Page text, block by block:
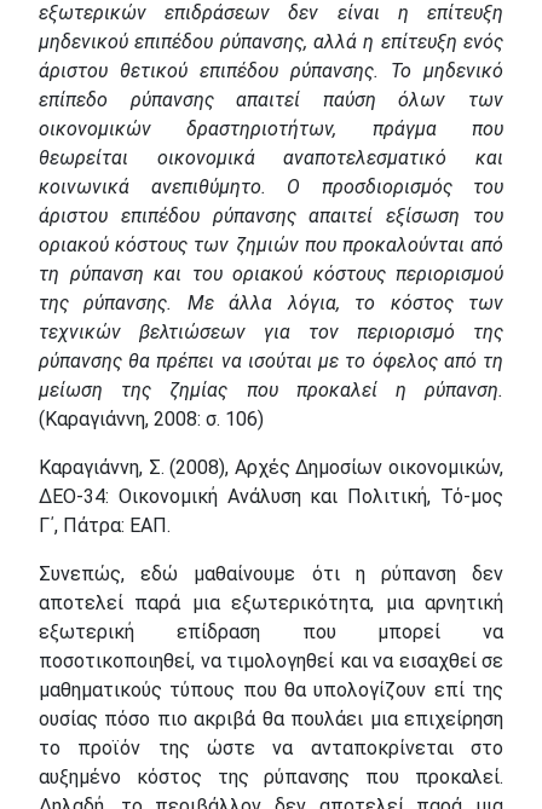
εξωτερικών επιδράσεων δεν είναι η επίτευξη
μηδενικού επιπέδου ρύπανσης, αλλά η επίτευξη ενός
άριστου θετικού επιπέδου ρύπανσης. Το μηδενικό
επίπεδο ρύπανσης απαιτεί παύση όλων των
οικονομικών δραστηριοτήτων, πράγμα που
θεωρείται οικονομικά αναποτελεσματικό και
κοινωνικά ανεπιθύμητο. Ο προσδιορισμός του
άριστου επιπέδου ρύπανσης απαιτεί εξίσωση του
οριακού κόστους των ζημιών που προκαλούνται από
τη ρύπανση και του οριακού κόστους περιορισμού
της ρύπανσης. Με άλλα λόγια, το κόστος των
τεχνικών βελτιώσεων για τον περιορισμό της
ρύπανσης θα πρέπει να ισούται με το όφελος από τη
μείωση της ζημίας που προκαλεί η ρύπανση.
(Καραγιάννη, 2008: σ. 106)
Καραγιάννη, Σ. (2008), Αρχές Δημοσίων οικονομικών,
ΔΕΟ-34: Οικονομική Ανάλυση και Πολιτική, Τό-μος
Γ΄, Πάτρα: ΕΑΠ.
Συνεπώς, εδώ μαθαίνουμε ότι η ρύπανση δεν
αποτελεί παρά μια εξωτερικότητα, μια αρνητική
εξωτερική επίδραση που μπορεί να
ποσοτικοποιηθεί, να τιμολογηθεί και να εισαχθεί σε
μαθηματικούς τύπους που θα υπολογίζουν επί της
ουσίας πόσο πιο ακριβά θα πουλάει μια επιχείρηση
το προϊόν της ώστε να ανταποκρίνεται στο
αυξημένο κόστος της ρύπανσης που προκαλεί.